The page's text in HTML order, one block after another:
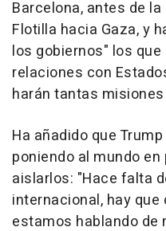
Barcelona, antes de
Flotilla hacia Gaza, y
los gobiernos" los
relaciones con
harán tantas
Ha añadido que
poniendo al mundo
aislarlos: "Hace falta
internacional, hay
estamos hablando de